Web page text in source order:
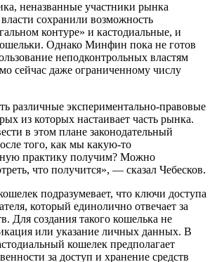
неназванные участники рынка
сохранили возможность
контуре» и кастодиальные, и
Однако Минфин пока не готов
неподконтрольных властям
сейчас даже ограниченному числу
различные экспериментально‑правовые
из которых настаивает часть рынка.
в этом плане законодательный
того, как мы какую‑то
практику получим? Можно
что получится», — сказал Чебесков.
подразумевает, что ключи доступа
который единолично отвечает за
Для создания такого кошелька не
или указание личных данных. В
кошелек предполагает
за доступ и хранение средств